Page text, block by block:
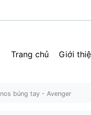
Trang chủ Giới
búng tay - Avenger